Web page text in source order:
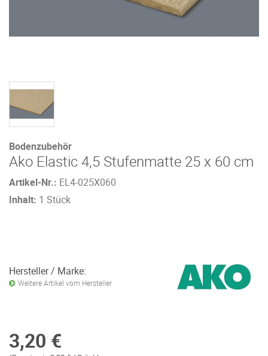
Bodenzubehör
Ako Elastic 4,5 Stufenmatte 25 x 60 cm
Artikel-Nr.: EL4-025X060
Inhalt: 1 Stück
Hersteller / Marke:
Weitere Artikel vom Hersteller
3,20 €